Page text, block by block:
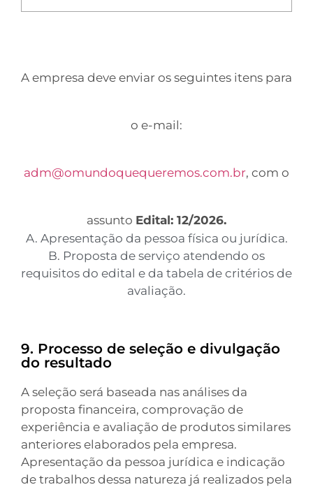
A empresa deve enviar os seguintes itens para
o e-mail:
adm@omundoquequeremos.com.br, com o
assunto Edital: 12/2026.
A. Apresentação da pessoa física ou jurídica.
B. Proposta de serviço atendendo os
requisitos do edital e da tabela de critérios de
avaliação.
9. Processo de seleção e divulgação
do resultado
A seleção será baseada nas análises da
proposta financeira, comprovação de
experiência e avaliação de produtos similares
anteriores elaborados pela empresa.
Apresentação da pessoa jurídica e indicação
de trabalhos dessa natureza já realizados pela